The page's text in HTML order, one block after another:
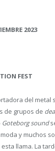
2023
FEST
del metal
de grupos de
Goteborg sound
y muchos
llama. La